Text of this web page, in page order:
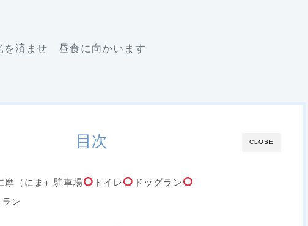
済ませ 昼食に向かいます
CLOSE
目次
摩（にま）駐車場 トイレ ドッグラン
ン